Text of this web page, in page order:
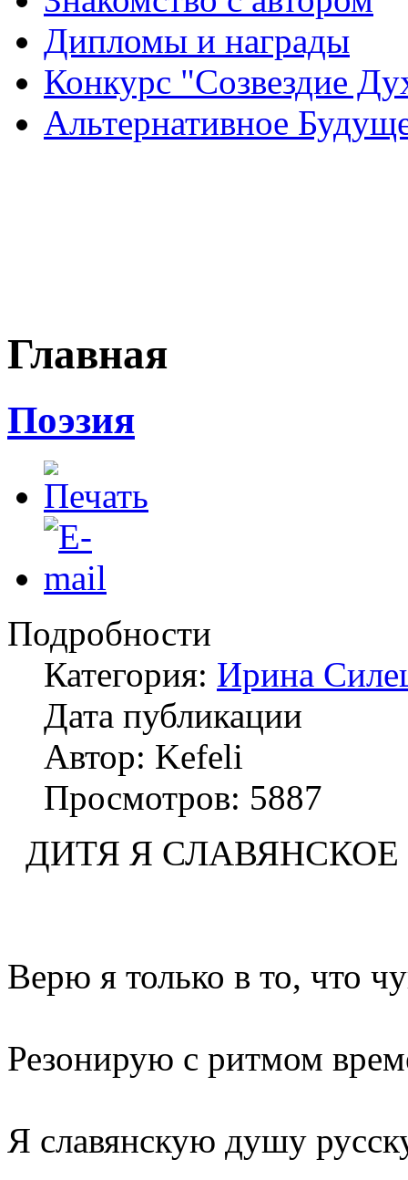
Дипломы и награды
Конкурс "Созвездие
Альтернативное
Главная
Поэзия
Подробности
Категория: Ирина
Дата публикации
Автор: Kefeli
Просмотров: 5887
ДИТЯ Я СЛАВЯНСКОЕ
Верю я только в то, что
Резонирую с ритмом
Я славянскую душу